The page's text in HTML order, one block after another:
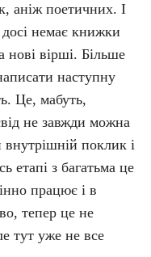
аніж поетичних. І
немає книжки
нові вірші. Більше
наступну
Це, мабуть,
не завжди можна
внутрішній поклик і
етапі з багатьма це
працює і в
тепер це не
тут уже не все